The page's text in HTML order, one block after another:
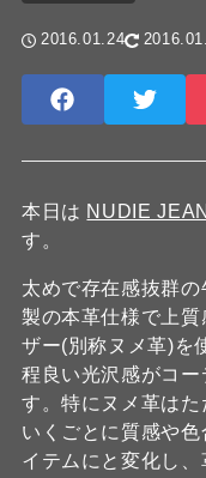
2016.01.24
本日は NUDIE
す。
太めで存在感抜群
製の本革仕様で上
ザー(別称ヌメ革)を
程良い光沢感がコ
す。特にヌメ革は
いくごとに質感や
イテムにと変化し